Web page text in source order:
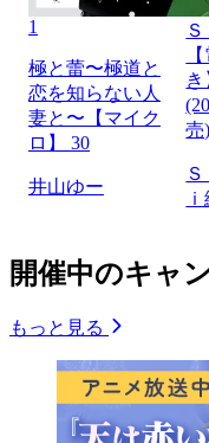
1
極と蕾〜極道と
恋を知らない人
妻と〜【マイク
ロ】 30
井山ゆー
き
売)
開催中のキャ
もっと見る